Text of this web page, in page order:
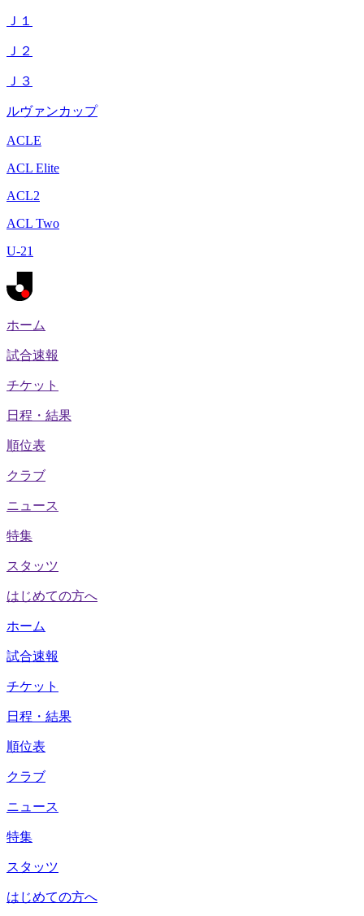
Ｊ１
Ｊ２
Ｊ３
ルヴァンカップ
ACLE
ACL Elite
ACL2
ACL Two
U-21
ホーム
試合速報
チケット
日程・結果
順位表
クラブ
ニュース
特集
スタッツ
はじめての方へ
ホーム
試合速報
チケット
日程・結果
順位表
クラブ
ニュース
特集
スタッツ
はじめての方へ